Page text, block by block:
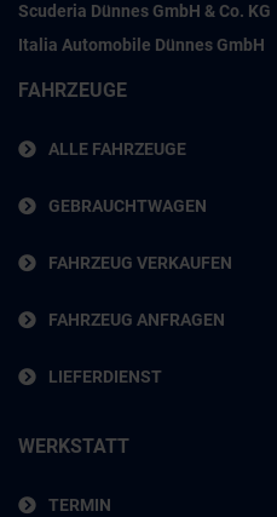
Scuderia Dünnes GmbH & Co. KG
Italia Automobile Dünnes GmbH
FAHRZEUGE
ALLE FAHRZEUGE
GEBRAUCHTWAGEN
FAHRZEUG VERKAUFEN
FAHRZEUG ANFRAGEN
LIEFERDIENST
WERKSTATT
TERMIN